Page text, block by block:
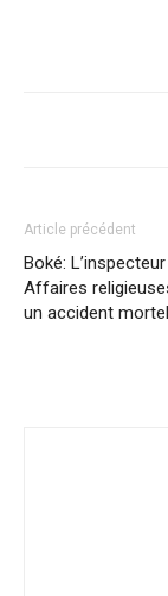
Article précédent
Boké:
Affaires
un accident